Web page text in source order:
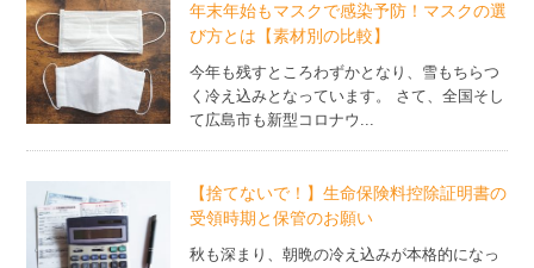
年末年始もマスクで感染予防！マスクの選
び方とは【素材別の比較】
今年も残すところわずかとなり、雪もちらつ
く冷え込みとなっています。 さて、全国そし
て広島市も新型コロナウ...
【捨てないで！】生命保険料控除証明書の
受領時期と保管のお願い
秋も深まり、朝晩の冷え込みが本格的になっ